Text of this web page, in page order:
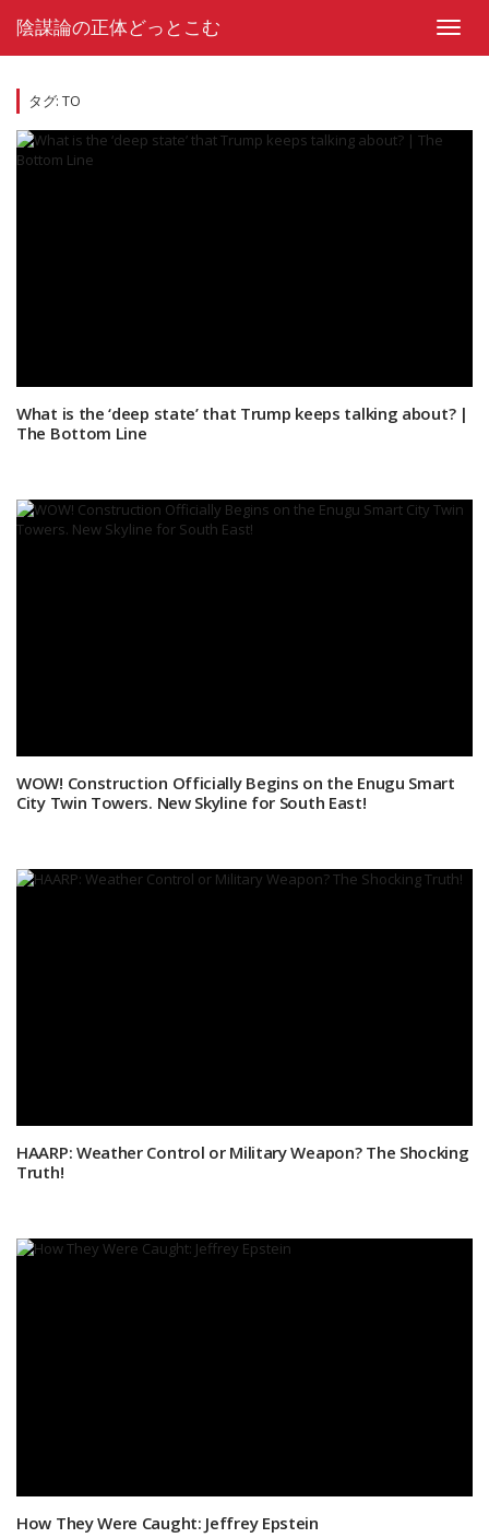
陰謀論の正体どっとこむ
タグ: TO
What is the ‘deep state’ that Trump keeps talking about? |
The Bottom Line
WOW! Construction Officially Begins on the Enugu Smart
City Twin Towers. New Skyline for South East!
HAARP: Weather Control or Military Weapon? The Shocking
Truth!
How They Were Caught: Jeffrey Epstein